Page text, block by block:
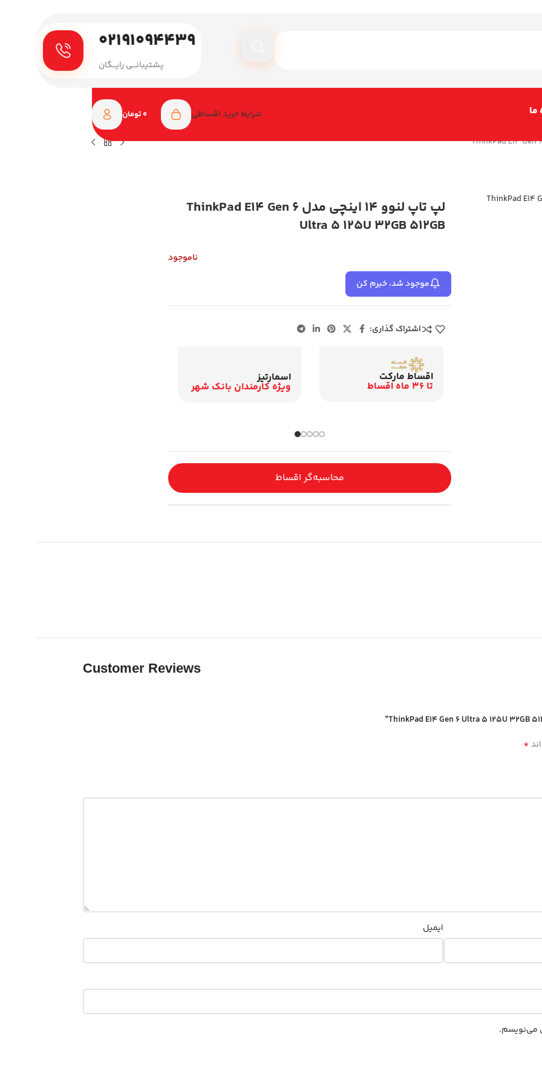
۰۲۱۹۱۰۹۴۴۳۹
پـشتیبانـــی رایـــگان
ما شرایط خرید اقساطی 0 تومان
لپ تاپ لنوو 14 اینچی مدل ThinkPad E14 Gen 6
Ultra 5 125U 32GB 512GB
ناموجود
موجود شد، خبرم کن
اشتراک گذاری:
اقساط مارکت
تا 36 ماه اقساط
اسمارتیز
ویژه کارمندان بانک شهر
محاسبه‌گر اقساط
Customer Reviews
*
ایمیل
می‌نویسم.